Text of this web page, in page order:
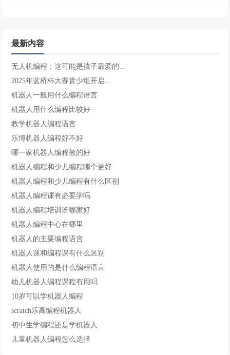
最新内容
无人机编程：这可能是孩子最爱的...
2025年蓝桥杯大赛青少组开启...
机器人一般用什么编程语言
机器人用什么编程比较好
教学机器人编程语言
乐博机器人编程好不好
哪一家机器人编程教的好
机器人编程和少儿编程哪个更好
机器人编程和少儿编程有什么区别
机器人编程课有必要学吗
机器人编程培训班哪家好
机器人编程中心在哪里
机器人的主要编程语言
机器人课和编程课有什么区别
机器人使用的是什么编程语言
幼儿机器人编程课程有用吗
10岁可以学机器人编程
scratch乐高编程机器人
初中生学编程还是学机器人
儿童机器人编程怎么选择